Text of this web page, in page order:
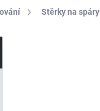
Stěrky na spáry